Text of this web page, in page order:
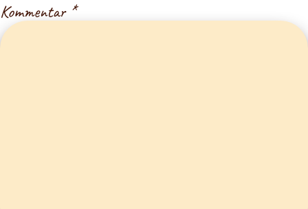
Kommentar *